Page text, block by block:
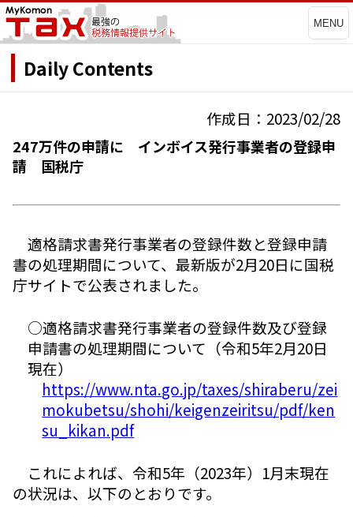
MENU
Daily Contents
作成日：2023/02/28
247万件の申請に インボイス発行事業者の登録申
請 国税庁
適格請求書発行事業者の登録件数と登録申請
書の処理期間について、最新版が2月20日に国税
庁サイトで公表されました。
○適格請求書発行事業者の登録件数及び登録
申請書の処理期間について（令和5年2月20日
現在）
https://www.nta.go.jp/taxes/shiraberu/zei
mokubetsu/shohi/keigenzeiritsu/pdf/ken
su_kikan.pdf
これによれば、令和5年（2023年）1月末現在
の状況は、以下のとおりです。